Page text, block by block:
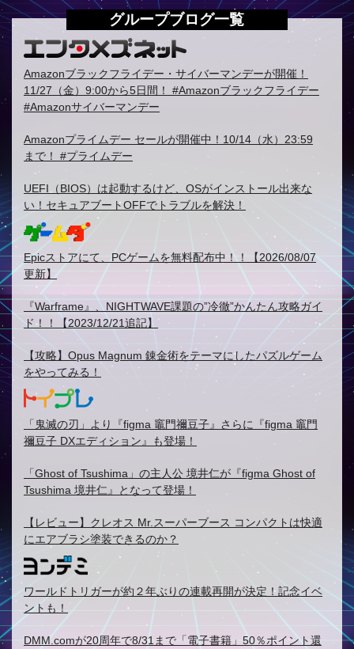
グループブログ一覧
Amazonブラックフライデー・サイバーマンデーが開催！
11/27（金）9:00から5日間！ #Amazonブラックフライデー
#Amazonサイバーマンデー
Amazonプライムデー セールが開催中！10/14（水）23:59
まで！ #プライムデー
UEFI（BIOS）は起動するけど、OSがインストール出来な
い！セキュアブートOFFでトラブルを解決！
Epicストアにて、PCゲームを無料配布中！！【2026/08/07
更新】
『Warframe』、NIGHTWAVE課題の”冷徹”かんたん攻略ガイ
ド！！【2023/12/21追記】
【攻略】Opus Magnum 錬金術をテーマにしたパズルゲーム
をやってみる！
「鬼滅の刃」より『figma 竈門禰豆子』さらに『figma 竈門
禰豆子 DXエディション』も登場！
「Ghost of Tsushima」の主人公 境井仁が『figma Ghost of
Tsushima 境井仁』となって登場！
【レビュー】クレオス Mr.スーパーブース コンパクトは快適
にエアブラシ塗装できるのか？
ワールドトリガーが約２年ぶりの連載再開が決定！記念イベ
ントも！
DMM.comが20周年で8/31まで「電子書籍」50％ポイント還